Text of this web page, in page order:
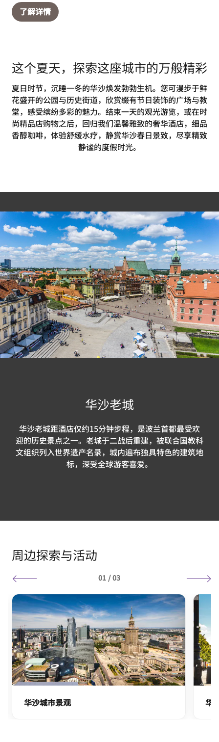
了解详情
这个夏天，探索这座城市的万般精彩
夏日时节，沉睡一冬的华沙焕发勃勃生机。您可漫步于鲜
花盛开的公园与历史街道，欣赏缀有节日装饰的广场与教
堂，感受缤纷多彩的魅力。结束一天的观光游览，或在时
尚精品店购物之后，回归我们温馨雅致的奢华酒店，细品
香醇咖啡，体验舒缓水疗，静赏华沙春日景致，尽享精致
静谧的度假时光。
华沙老城
华沙老城距酒店仅约15分钟步程，是波兰首都最受欢
迎的历史景点之一。老城于二战后重建，被联合国教科
文组织列入世界遗产名录，城内遍布独具特色的建筑地
标，深受全球游客喜爱。
周边探索与活动
01 / 03
华沙城市景观 华